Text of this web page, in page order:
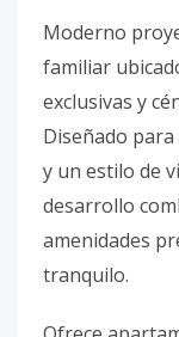
Moderno
familiar
exclusivas y
Diseñado
y un estilo de
desarrollo
amenidades
tranquilo.